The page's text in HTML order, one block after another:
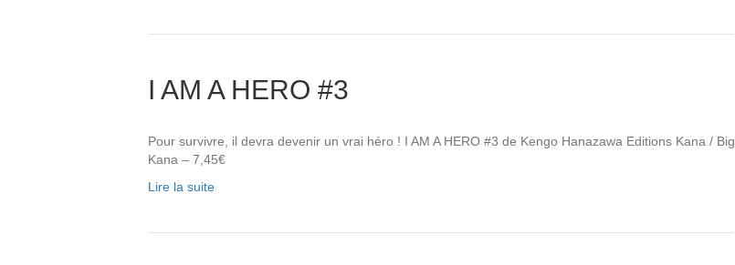
I AM A HERO #3
Pour survivre, il devra devenir un vrai héro ! I AM A HERO #3 de Kengo Hanazawa Editions Kana / Big
Kana – 7,45€
Lire la suite